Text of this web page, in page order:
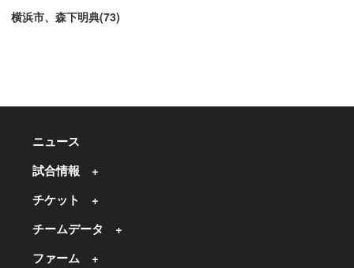
横浜市、森下明典(73)
ニュース
試合情報
チケット
チームデータ
ファーム